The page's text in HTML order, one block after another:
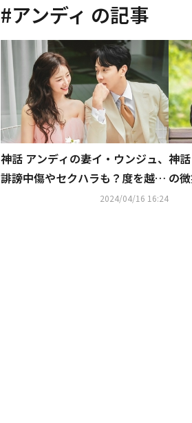
#アンディ の記事
神話 アンディの妻イ・ウンジュ、
誹謗中傷やセクハラも？度を越え
2024/04/16 16:24
神
の